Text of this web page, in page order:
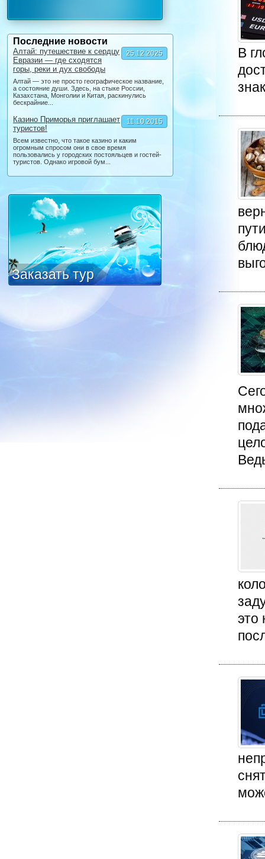
Последние новости
25.12.2025
Алтай: путешествие к сердцу
Евразии — где сходятся
горы, реки и дух свободы
Алтай — это не просто географическое название,
а состояние души. Здесь, на стыке России,
Казахстана, Монголии и Китая, раскинулись
бескрайние...
11.10.2015
Казино Приморья приглашает
туристов!
Всем известно, что такое казино и каким
огромным спросом они в свое время
пользовались у городских постояльцев и гостей-
туристов. Однако игровой бум...
Заказать тур
В
это